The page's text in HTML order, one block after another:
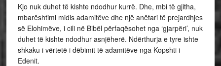
Kjo nuk duhet të kishte ndodhur kurrë. Dhe, mbi të gjitha,
mbarështimi midis adamitëve dhe një anëtari të prejardhjes
së Elohimëve, i cili në Bibël përfaqësohet nga ‘gjarpëri’, nuk
duhet të kishte ndodhur asnjëherë. Ndërthurja e tyre ishte
shkaku i vërtetë i dëbimit të adamitëve nga Kopshti i
Edenit.